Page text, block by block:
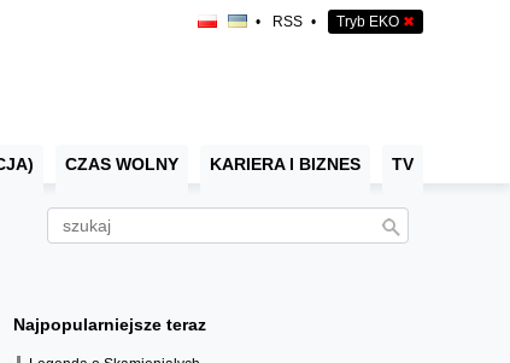
• RSS • Tryb EKO ✖
CZAS WOLNY KARIERA I BIZNES TV
Najpopularniejsze teraz